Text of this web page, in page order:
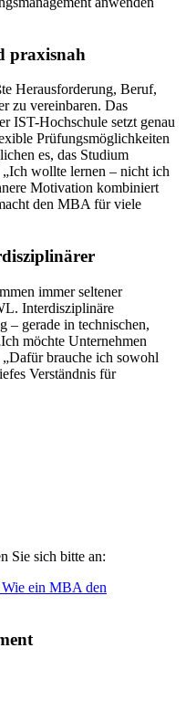
praxisnah
Herausforderung, Beruf,
zu vereinbaren. Das
IST-Hochschule setzt genau
Prüfungsmöglichkeiten
es, das Studium
wollte lernen – nicht ich
Motivation kombiniert
den MBA für viele
immer seltener
Interdisziplinäre
– gerade in technischen,
möchte Unternehmen
brauche ich sowohl
Verständnis für
Sie sich bitte an: